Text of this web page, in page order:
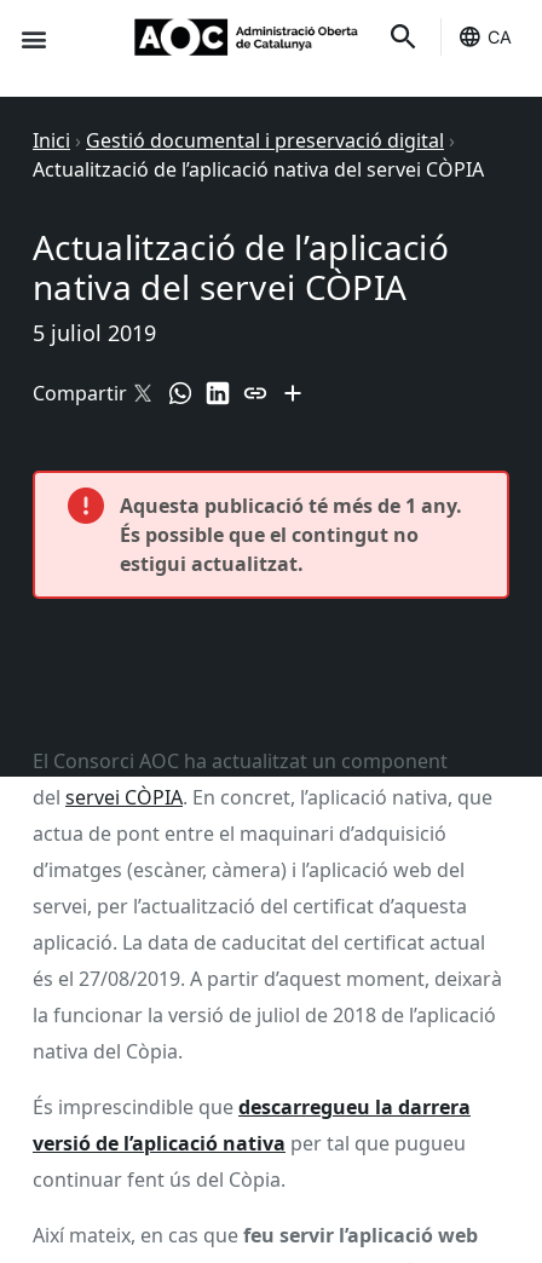
CA
Inici › Gestió documental i preservació digital ›
Actualització de l’aplicació nativa del servei CÒPIA
Actualització de l’aplicació
nativa del servei CÒPIA
5 juliol 2019
Compartir
Aquesta publicació té més de 1 any.
És possible que el contingut no
estigui actualitzat.
El Consorci AOC ha actualitzat un component
del servei CÒPIA. En concret, l’aplicació nativa, que
actua de pont entre el maquinari d’adquisició
d’imatges (escàner, càmera) i l’aplicació web del
servei, per l’actualització del certificat d’aquesta
aplicació. La data de caducitat del certificat actual
és el 27/08/2019. A partir d’aquest moment, deixarà
la funcionar la versió de juliol de 2018 de l’aplicació
nativa del Còpia.
És imprescindible quedescarregueu la darrera
versió de l’aplicació nativa per tal que pugueu
continuar fent ús del Còpia.
Així mateix, en cas quefeu servir l’aplicació web